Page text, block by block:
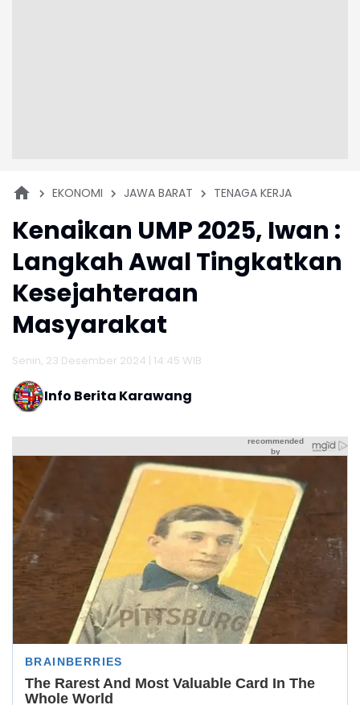
EKONOMI JAWA BARAT TENAGA KERJA
Kenaikan UMP 2025, Iwan :
Langkah Awal Tingkatkan
Kesejahteraan
Masyarakat
Senin, 23 Desember 2024 | 14:45 WIB
Info Berita Karawang